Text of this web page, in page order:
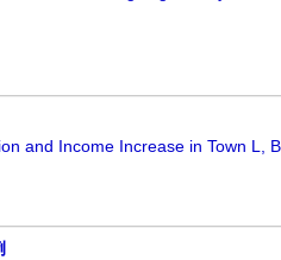
and Income Increase in Town L,